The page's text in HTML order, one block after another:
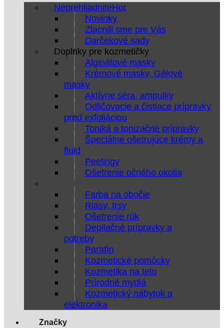
Neprehliadnite
Novinky
Zlacnili sme pre Vás
Darčekové sady
Doplnky pre kozmetičky
Alginátové masky
Krémové masky, Gélové
masky
Aktívne séra, ampulky
Odličovacie a čistiace prípravky
pred exfoliáciou
Toniká a tonizačné prípravky
Špeciálne ošetrujúce krémy a
fluid
Peelingy
Ošetrenie očného okolia
Farba na obočie
Riasy, trsy
Ošetrenie rúk
Depilačné prípravky a
potreby
Parafín
Kozmetické pomôcky
Kozmetika na telo
Prírodné mydlá
Kozmetický nábytok a
elektronika
Značky